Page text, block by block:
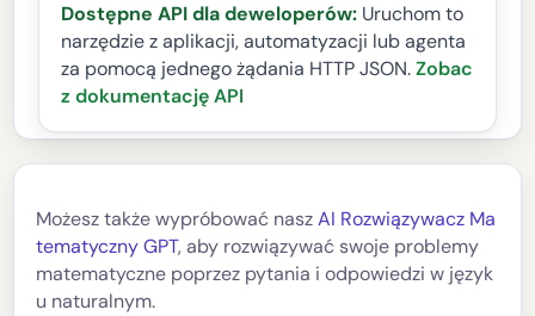
Dostępne API dla deweloperów: Uruchom to
narzędzie z aplikacji, automatyzacji lub agenta
za pomocą jednego żądania HTTP JSON. Zobac
z dokumentację API
Możesz także wypróbować naszAI Rozwiązywacz Ma
tematyczny GPT, aby rozwiązywać swoje problemy
matematyczne poprzez pytania i odpowiedzi w język
u naturalnym.